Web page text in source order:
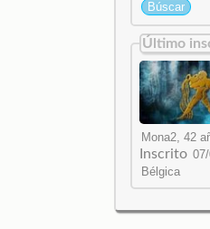
Último
Inscrito